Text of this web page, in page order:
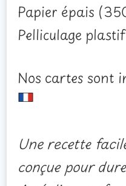
Papier épais
Pelliculage
Nos cartes sont
Une recette
conçue pour